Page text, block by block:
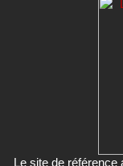
Le site de